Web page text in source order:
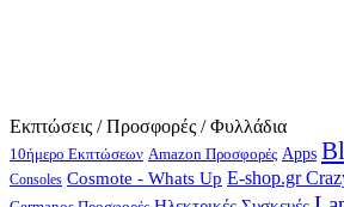
Εκπτώσεις / Προσφορές / Φυλλάδια
10ήμερο Εκπτώσεων Amazon Προσφορές Apps
Consoles Cosmote - Whats Up E-shop.gr